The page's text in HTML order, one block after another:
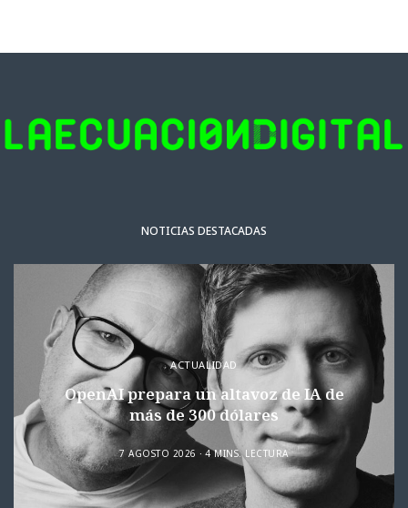
NOTICIAS DESTACADAS
ACTUALIDAD
OpenAI prepara un altavoz de IA de
más de 300 dólares
7 AGOSTO 2026 4 MINS. LECTURA